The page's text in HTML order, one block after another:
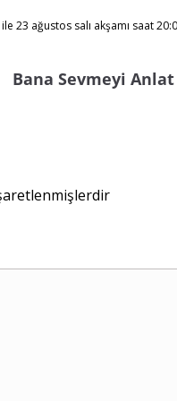
23 ağustos salı akşamı saat
Bana Sevmeyi